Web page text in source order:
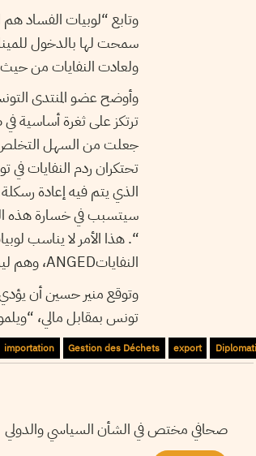
وتابع “لوبيات الفساد هم
سمحت لها بالدخول
ولعادت النفايات من
وأوضح عضو المنتدى
ترتكز على ثغرة أساسية في
جعلت من السهل التخلص من
تحتكران ردم النفايات في
سيتسبب في خسارة هذه
“. هذا الأمر لا يناسب
النفاياتANGED، وهم ليسوا مرتاحين لفكرة الانتقال البيئي في مجال النفايات”.
وتوقع منير حسين أن يؤدي
تونس بمقابل مالي،
export
Gestion des Déchets
importation
صحافي مختص في الشأن السياسي والدولي